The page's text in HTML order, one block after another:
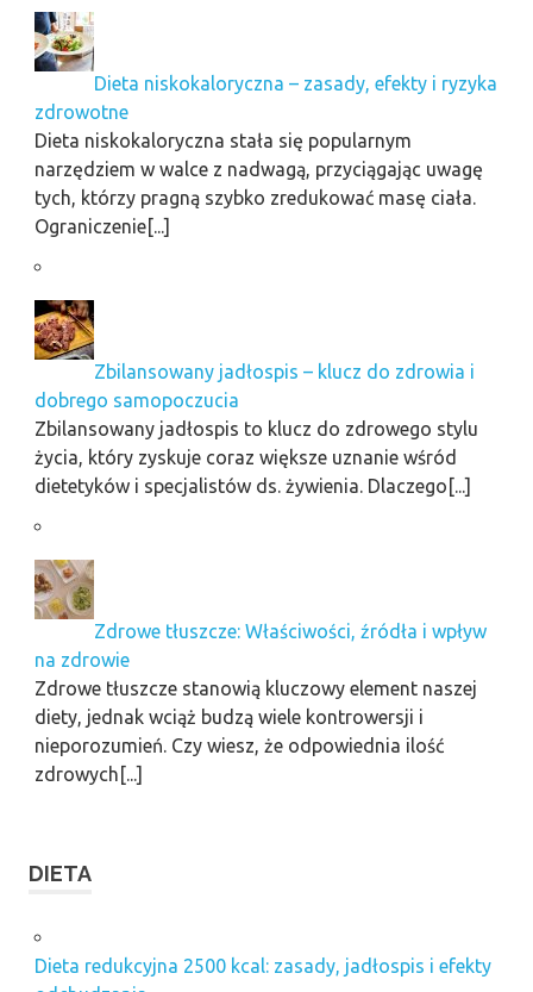
Dieta niskokaloryczna – zasady, efekty i ryzyka
zdrowotne
Dieta niskokaloryczna stała się popularnym
narzędziem w walce z nadwagą, przyciągając uwagę
tych, którzy pragną szybko zredukować masę ciała.
Ograniczenie[...]
Zbilansowany jadłospis – klucz do zdrowia i
dobrego samopoczucia
Zbilansowany jadłospis to klucz do zdrowego stylu
życia, który zyskuje coraz większe uznanie wśród
dietetyków i specjalistów ds. żywienia. Dlaczego[...]
Zdrowe tłuszcze: Właściwości, źródła i wpływ
na zdrowie
Zdrowe tłuszcze stanowią kluczowy element naszej
diety, jednak wciąż budzą wiele kontrowersji i
nieporozumień. Czy wiesz, że odpowiednia ilość
zdrowych[...]
DIETA
Dieta redukcyjna 2500 kcal: zasady, jadłospis i efekty